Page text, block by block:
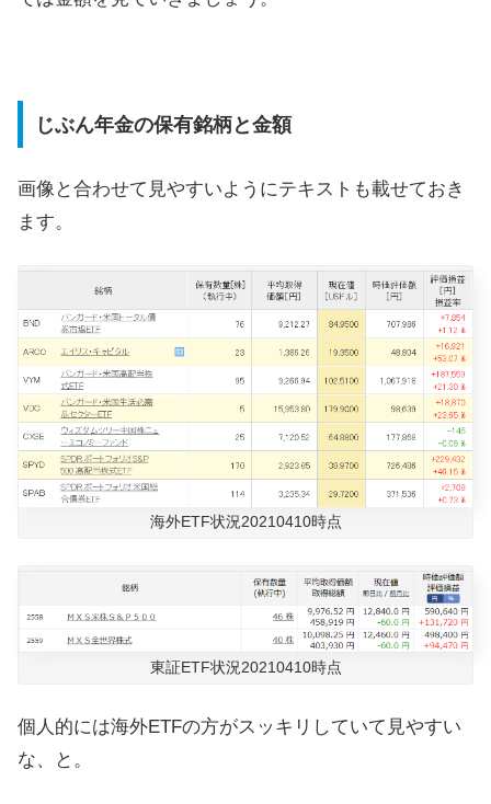
じぶん年金の保有銘柄と金額
画像と合わせて見やすいようにテキストも載せておき
ます。
海外ETF状況20210410時点
東証ETF状況20210410時点
個人的には海外ETFの方がスッキリしていて見やすい
な、と。